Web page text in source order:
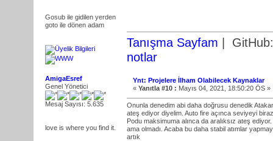
Gosub ile gidilen yerden
goto ile dönen adam
Tanışma Sayfam |
notlar
AmigaEsref
Genel Yönetici
Mesaj Sayısı: 5.635
love is where you find it.
Ynt: Projelere İlham Olabilecek Kaynaklar
« Yanıtla #10 : Mayıs 04, 2021, 18:50:20 ÖS »
Onunla denedim abi daha doğrusu denedik
ateş ediyor diyelim. Auto fire açınca seviyeyi
Podu maksimuma alınca da aralıksız ateş
ama olmadı. Acaba bu daha stabil atımlar
artık